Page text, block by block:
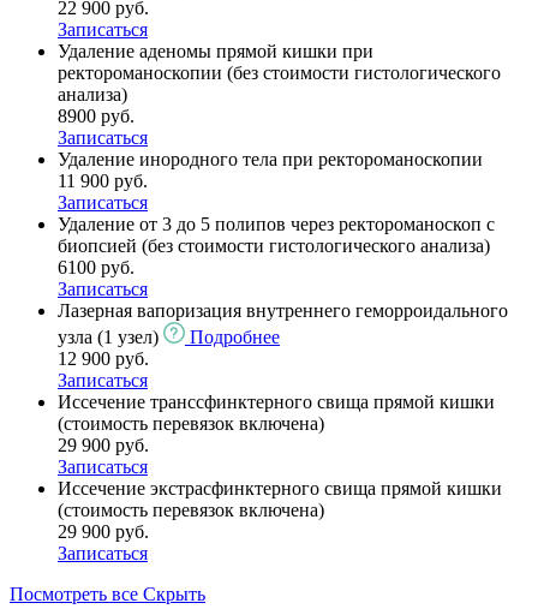
22 900 руб.
Записаться
Удаление аденомы прямой кишки при
ректороманоскопии (без стоимости гистологического
анализа)
8900 руб.
Записаться
Удаление инородного тела при ректороманоскопии
11 900 руб.
Записаться
Удаление от 3 до 5 полипов через ректороманоскоп с
биопсией (без стоимости гистологического анализа)
6100 руб.
Записаться
Лазерная вапоризация внутреннего геморроидального
узла (1 узел)
Подробнее
12 900 руб.
Записаться
Иссечение транссфинктерного свища прямой кишки
(стоимость перевязок включена)
29 900 руб.
Записаться
Иссечение экстрасфинктерного свища прямой кишки
(стоимость перевязок включена)
29 900 руб.
Записаться
Посмотреть все Скрыть